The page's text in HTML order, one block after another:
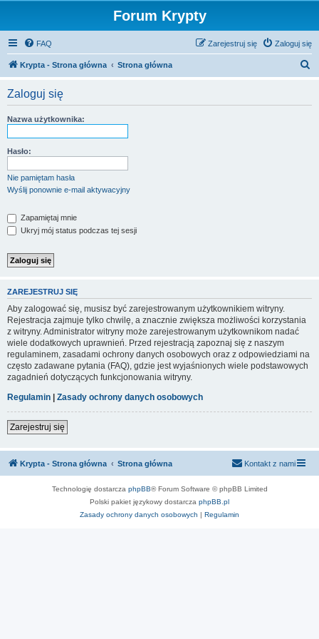
Forum Krypty
FAQ Zaloguj się
Zarejestruj się
Krypta - Strona główna Strona główna
Zaloguj się
Nazwa użytkownika:
Hasło:
Nie pamiętam hasła
Wyślij ponownie e-mail aktywacyjny
Zapamiętaj mnie
Ukryj mój status podczas tej sesji
ZAREJESTRUJ SIĘ
Aby zalogować się, musisz być zarejestrowanym użytkownikiem witryny.
Rejestracja zajmuje tylko chwilę, a znacznie zwiększa możliwości korzystania
z witryny. Administrator witryny może zarejestrowanym użytkownikom nadać
wiele dodatkowych uprawnień. Przed rejestracją zapoznaj się z naszym
regulaminem, zasadami ochrony danych osobowych oraz z odpowiedziami na
często zadawane pytania (FAQ), gdzie jest wyjaśnionych wiele podstawowych
zagadnień dotyczących funkcjonowania witryny.
Regulamin | Zasady ochrony danych osobowych
Zarejestruj się
Krypta - Strona główna Strona główna Kontakt z nami
Technologię dostarcza phpBB® Forum Software © phpBB Limited
Polski pakiet językowy dostarcza phpBB.pl
Zasady ochrony danych osobowych | Regulamin